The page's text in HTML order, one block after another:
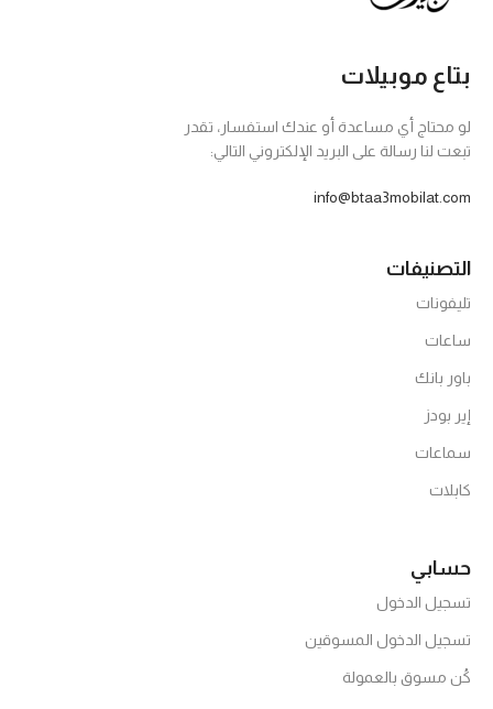
بتاع موبيلات
لو محتاج أي مساعدة أو عندك استفسار، تقدر
تبعت لنا رسالة على البريد الإلكتروني التالي:
info@btaa3mobilat.com
التصنيفات
تليفونات
ساعات
باور بانك
إير بودز
سماعات
كابلات
حسابي
تسجيل الدخول
تسجيل الدخول المسوقين
كُن مسوق بالعمولة